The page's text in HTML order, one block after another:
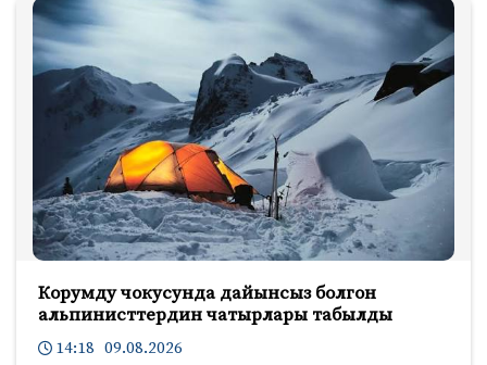
Корумду чокусунда дайынсыз болгон
альпинисттердин чатырлары табылды
14:18 09.08.2026